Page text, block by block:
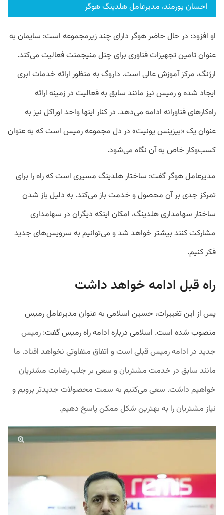
احسان پورمند، مدیرعامل هلدینگ هوگر
او افزود: در حال حاضر هوگر دارای چند زیرمجموعه است: سایمان به
عنوان تامین تجهیزات فناوری برای چنل منیجمنت فعالیت می‌کند.
ارژنگ، مرکز آموزش عالی است. داروگ به منظور ارائه خدمات ابری
ایجاد شده و رمیس نیز مانند سابق به فعالیت در زمینه ارائه
راه‌کارهای فناورانه ادامه می‌دهد. در کنار اینها واحد اوراکل نیز به
عنوان یک «بیزینس یونیت» در دل مجموعه رمیس است که به عنوان
کسب‌وکار خاص به آن نگاه می‌شود.
مدیرعامل هوگر گفت: ساختار هلدینگ مسیری است که راه را برای
تمرکز جدی بر آن محصول و خدمت باز می‌کند. به دلیل باز شدن
ساختار سهامداری هلدینگ، امکان اینکه دیگران در سهامداری
مشارکت کنند بیشتر خواهد شد و می‌توانیم به سرویس‌های جدید
فکر کنیم.
راه قبل ادامه خواهد داشت
پس از این تغییرات، حسین اسلامی به عنوان مدیرعامل رمیس
منصوب شده است. اسلامی درباره ادامه راه رمیس گفت: رمیس
جدید در ادامه رمیس قبلی است و اتفاق متفاوتی نخواهد افتاد. ما
مانند سابق در خدمت مشتریان و سعی بر جلب رضایت مشتریان
خواهیم داشت. سعی می‌کنیم به سمت محصولات جدیدتر برویم و
نیاز مشتریان را به بهترین شکل ممکن پاسخ دهیم.